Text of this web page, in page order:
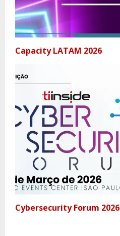
Capacity LATAM 2026
Cybersecurity Forum 2026